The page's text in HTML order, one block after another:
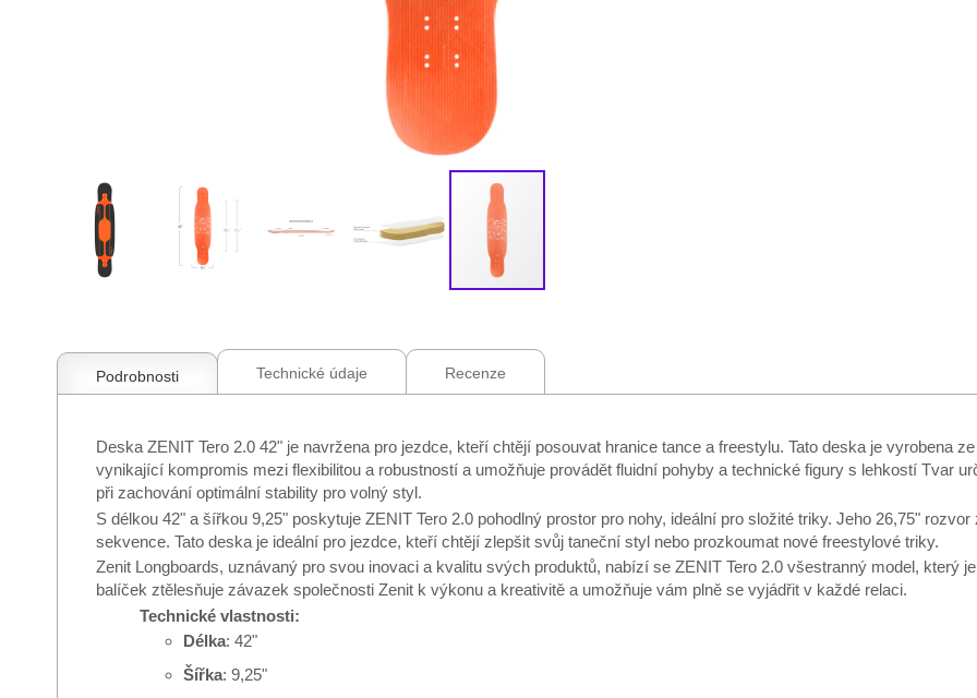
galeriePodrobnosti
Deska ZENIT Tero 2.0 42" je navržena pro jezdce, kteří chtějí posouvat hranice tance a freestylu. Tato deska je vyrobena
vynikající kompromis mezi flexibilitou a robustností a umožňuje provádět fluidní pohyby a technické figury s lehkostí Tvar
při zachování optimální stability pro volný styl.
S délkou 42" a šířkou 9,25" poskytuje ZENIT Tero 2.0 pohodlný prostor pro nohy, ideální pro složité triky. Jeho 26,75"
sekvence. Tato deska je ideální pro jezdce, kteří chtějí zlepšit svůj taneční styl nebo prozkoumat nové freestylové triky.
Zenit Longboards, uznávaný pro svou inovaci a kvalitu svých produktů, nabízí se ZENIT Tero 2.0 všestranný model, který
balíček ztělesňuje závazek společnosti Zenit k výkonu a kreativitě a umožňuje vám plně se vyjádřit v každé relaci.
Technické vlastnosti:
Délka: 42"
Šířka: 9,25"
Technické údaje Recenze